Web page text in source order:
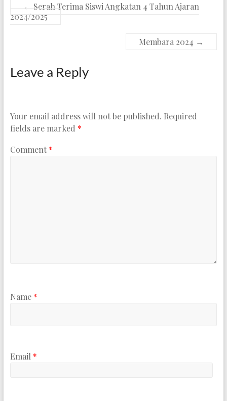
←
Serah Terima Siswi Angkatan 4 Tahun Ajaran
2024/2025
Membara 2024 →
Leave a Reply
Your email address will not be published. Required
fields are marked *
Comment *
Name *
Email *